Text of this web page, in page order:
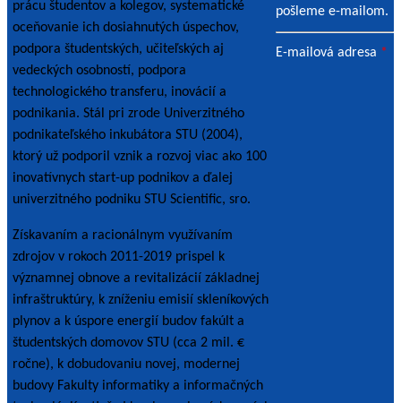
prácu študentov a kolegov, systematické
oceňovanie ich dosiahnutých úspechov,
podpora študentských, učiteľských aj
vedeckých osobností, podpora
technologického transferu, inovácií a
podnikania. Stál pri zrode Univerzitného
podnikateľského inkubátora STU (2004),
ktorý už podporil vznik a rozvoj viac ako 100
inovatívnych start-up podnikov a ďalej
univerzitného podniku STU Scientific, sro.
Získavaním a racionálnym využívaním
zdrojov v rokoch 2011-2019 prispel k
významnej obnove a revitalizácií základnej
infraštruktúry, k zníženiu emisií skleníkových
plynov a k úspore energií budov fakúlt a
študentských domovov STU (cca 2 mil. €
ročne), k dobudovaniu novej, modernej
budovy Fakulty informatiky a informačných
pošleme e-mailom.
E-mailová adresa *